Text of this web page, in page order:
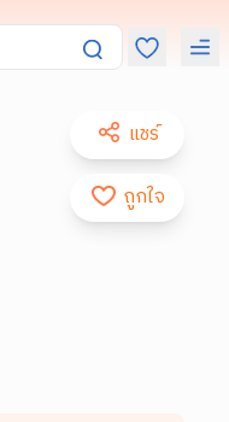
แชร์
ถูกใจ